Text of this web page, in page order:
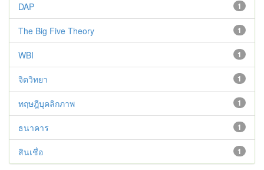
1
DAP
1
The Big Five Theory
1
WBI
1
จิตวิทยา
1
ทฤษฎีบุคลิกภาพ
1
ธนาคาร
1
สินเชื่อ